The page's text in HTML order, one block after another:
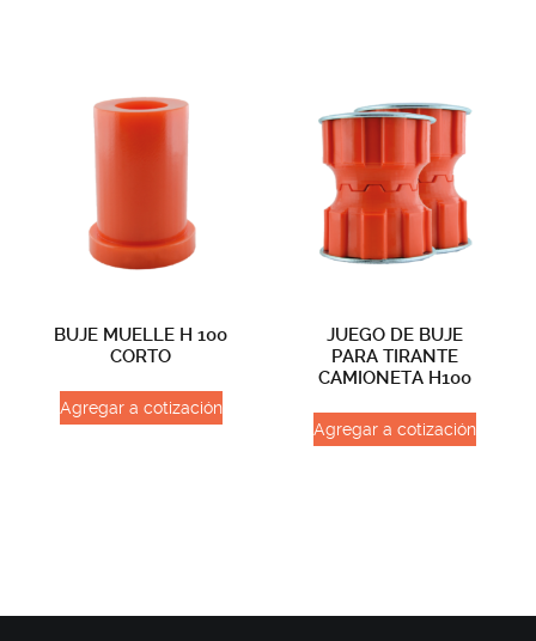
BUJE MUELLE H 100
CORTO
Agregar a cotización
JUEGO DE BUJE
PARA TIRANTE
CAMIONETA H100
Agregar a cotización